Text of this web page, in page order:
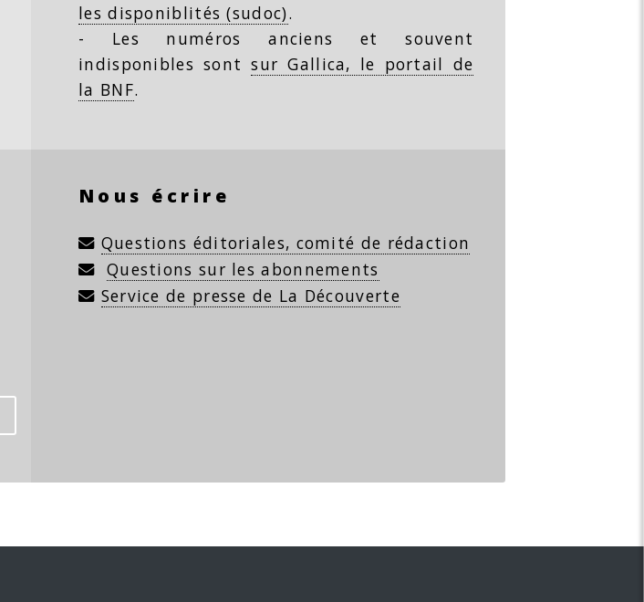
les disponiblités (sudoc).
- Les numéros anciens et souvent
indisponibles sontsur Gallica, le portail de
la BNF.
Nous écrire
Questions éditoriales, comité de rédaction
Questions sur les abonnements
Service de presse de La Découverte